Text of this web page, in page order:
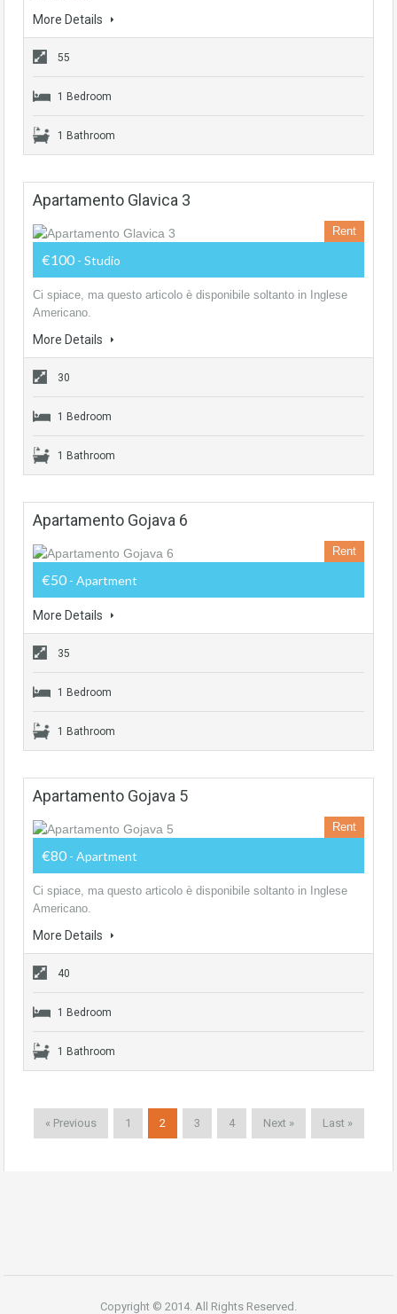
More Details
55
1 Bedroom
1 Bathroom
Apartamento Glavica 3
Rent
€100 - Studio
Ci spiace, ma questo articolo è disponibile soltanto in Inglese
Americano.
More Details
30
1 Bedroom
1 Bathroom
Apartamento Gojava 6
Rent
€50 - Apartment
More Details
35
1 Bedroom
1 Bathroom
Apartamento Gojava 5
Rent
€80 - Apartment
Ci spiace, ma questo articolo è disponibile soltanto in Inglese
Americano.
More Details
40
1 Bedroom
1 Bathroom
« Previous 1 2 3 4 Next » Last »
Copyright © 2014. All Rights Reserved.